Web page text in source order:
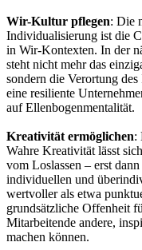
Wir-Kultur pflegen: Die
Individualisierung ist die
in Wir-Kontexten. In der
steht nicht mehr das
sondern die Verortung
eine resiliente
auf Ellenbogenmentalität.
Kreativität ermöglichen:
Wahre Kreativität lässt
vom Loslassen – erst
individuellen und
wertvoller als etwa
grundsätzliche Offenheit
Mitarbeitende andere,
machen können.